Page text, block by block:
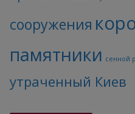
сооружения
памятники сенной
утраченный Киев